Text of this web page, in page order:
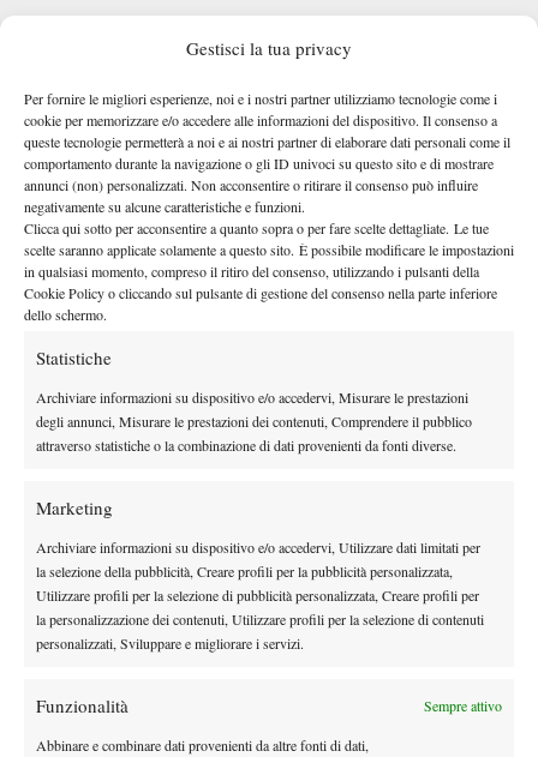
Gestisci la tua privacy
Per fornire le migliori esperienze, noi e i nostri partner utilizziamo tecnologie come i
cookie per memorizzare e/o accedere alle informazioni del dispositivo. Il consenso a
queste tecnologie permetterà a noi e ai nostri partner di elaborare dati personali come il
comportamento durante la navigazione o gli ID univoci su questo sito e di mostrare
annunci (non) personalizzati. Non acconsentire o ritirare il consenso può influire
negativamente su alcune caratteristiche e funzioni.
Clicca qui sotto per acconsentire a quanto sopra o per fare scelte dettagliate. Le tue
scelte saranno applicate solamente a questo sito. È possibile modificare le impostazioni
in qualsiasi momento, compreso il ritiro del consenso, utilizzando i pulsanti della
Cookie Policy o cliccando sul pulsante di gestione del consenso nella parte inferiore
dello schermo.
Statistiche
Archiviare informazioni su dispositivo e/o accedervi, Misurare le prestazioni
degli annunci, Misurare le prestazioni dei contenuti, Comprendere il pubblico
attraverso statistiche o la combinazione di dati provenienti da fonti diverse.
Marketing
Archiviare informazioni su dispositivo e/o accedervi, Utilizzare dati limitati per
la selezione della pubblicità, Creare profili per la pubblicità personalizzata,
Utilizzare profili per la selezione di pubblicità personalizzata, Creare profili per
la personalizzazione dei contenuti, Utilizzare profili per la selezione di contenuti
personalizzati, Sviluppare e migliorare i servizi.
Funzionalità Sempre attivo
Abbinare e combinare dati provenienti da altre fonti di dati,
Reduce dalla sconfitta al debutto nelChallenger 125 di Ilkley, la
testa di serie numero due del tabellone cadetto se la vedrà con il
vincitore del derby britannicoBrady-Husseyper conquistare un
posto in main draw.
Atp News
Masters 1000 Montreal 2026:
News
Masters 1000 Cincinnati 2026: forfait di
Quinn, Sonego entra nel tabellone
Masters 1000 Cincinnati 2026: a che ora e